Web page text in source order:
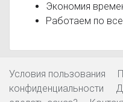
Экономия
Работаем по
Условия пользования
конфиденциальности